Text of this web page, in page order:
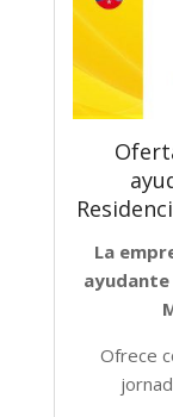
La
ayudante
Ofrece